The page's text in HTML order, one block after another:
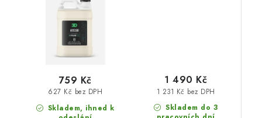
Skladem, ihned k
627 Kč bez DPH
759 Kč
Skladem do 3
1 231 Kč bez DPH
1 490 Kč